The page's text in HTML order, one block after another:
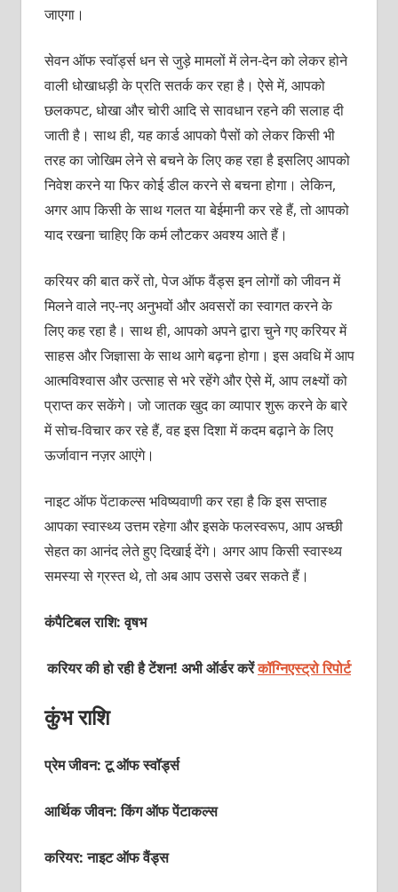
जाएगा।
सेवन ऑफ स्वॉर्ड्स धन से जुड़े मामलों में लेन-देन को लेकर होने
वाली धोखाधड़ी के प्रति सतर्क कर रहा है। ऐसे में, आपको
छलकपट, धोखा और चोरी आदि से सावधान रहने की सलाह दी
जाती है। साथ ही, यह कार्ड आपको पैसों को लेकर किसी भी
तरह का जोखिम लेने से बचने के लिए कह रहा है इसलिए आपको
निवेश करने या फिर कोई डील करने से बचना होगा। लेकिन,
अगर आप किसी के साथ गलत या बेईमानी कर रहे हैं, तो आपको
याद रखना चाहिए कि कर्म लौटकर अवश्य आते हैं।
करियर की बात करें तो, पेज ऑफ वैंड्स इन लोगों को जीवन में
मिलने वाले नए-नए अनुभवों और अवसरों का स्वागत करने के
लिए कह रहा है। साथ ही, आपको अपने द्वारा चुने गए करियर में
साहस और जिज्ञासा के साथ आगे बढ़ना होगा। इस अवधि में आप
आत्मविश्वास और उत्साह से भरे रहेंगे और ऐसे में, आप लक्ष्यों को
प्राप्‍त कर सकेंगे। जो जातक खुद का व्यापार शुरू करने के बारे
में सोच-विचार कर रहे हैं, वह इस दिशा में कदम बढ़ाने के लिए
ऊर्जावान नज़र आएंगे।
नाइट ऑफ पेंटाकल्स भविष्यवाणी कर रहा है कि इस सप्ताह
आपका स्वास्थ्य उत्तम रहेगा और इसके फलस्वरूप, आप अच्छी
सेहत का आनंद लेते हुए दिखाई देंगे। अगर आप किसी स्‍वास्‍थ्‍य
समस्‍या से ग्रस्‍त थे, तो अब आप उससे उबर सकते हैं।
कंपैटिबल राशि: वृषभ
करियर की हो रही है टेंशन! अभी ऑर्डर करेंकॉग्निएस्ट्रो रिपोर्ट
कुंभ राशि
प्रेम जीवन: टू ऑफ स्‍वॉर्ड्स
आर्थिक जीवन: किंग ऑफ पेंटाकल्‍स
करियर: नाइट ऑफ वैंड्स